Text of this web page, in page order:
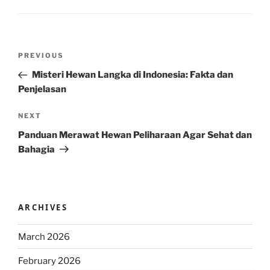
Previous
Post
PREVIOUS
Misteri Hewan Langka di Indonesia: Fakta dan
Penjelasan
Next
Post
NEXT
Panduan Merawat Hewan Peliharaan Agar Sehat dan
Bahagia
ARCHIVES
March 2026
February 2026